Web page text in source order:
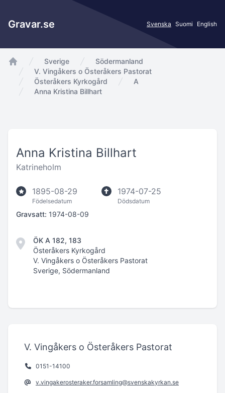
Gravar.se Svenska Suomi English
app.Start
Sverige
Södermanland
V. Vingåkers o Österåkers Pastorat
Österåkers Kyrkogård
A
Anna Kristina Billhart
Anna Kristina Billhart
Katrineholm
1895-08-29
Födelsedatum
1974-07-25
Dödsdatum
Gravsatt: 1974-08-09
ÖK A 182, 183
Österåkers Kyrkogård
V. Vingåkers o Österåkers Pastorat
Sverige, Södermanland
V. Vingåkers o Österåkers Pastorat
0151-14100
v.vingakerosteraker.forsamling@svenskakyrkan.se